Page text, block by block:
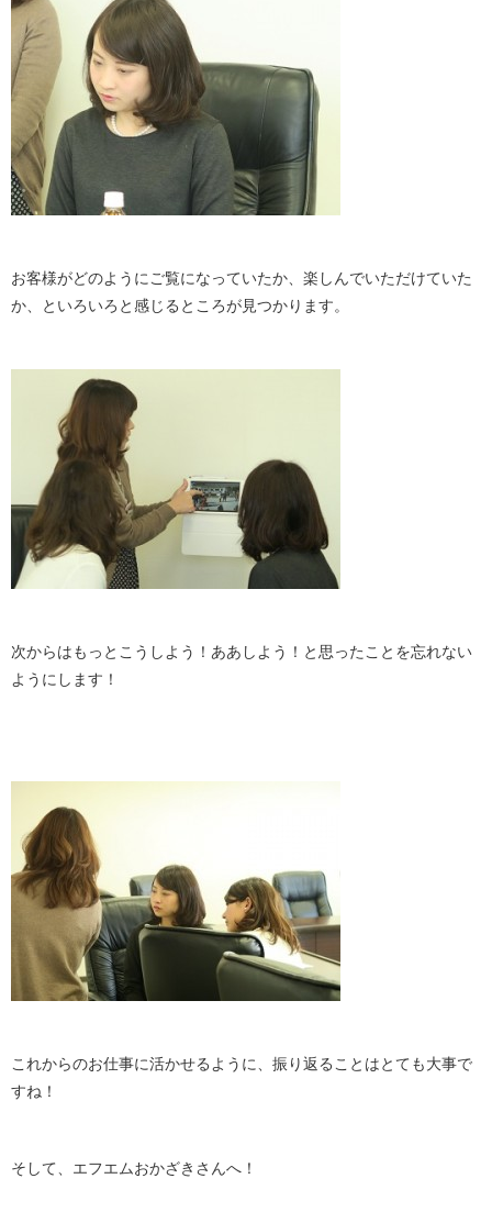
お客様がどのようにご覧になっていたか、楽しんでいただけていた
か、といろいろと感じるところが見つかります。
次からはもっとこうしよう！ああしよう！と思ったことを忘れない
ようにします！
これからのお仕事に活かせるように、振り返ることはとても大事で
すね！
そして、エフエムおかざきさんへ！